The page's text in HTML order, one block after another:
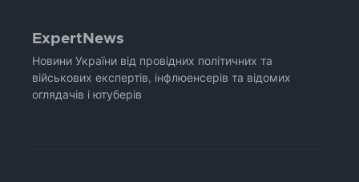
ExpertNews
Новини України від провідних політичних та
військових експертів, інфлюенсерів та відомих
оглядачів і ютуберів